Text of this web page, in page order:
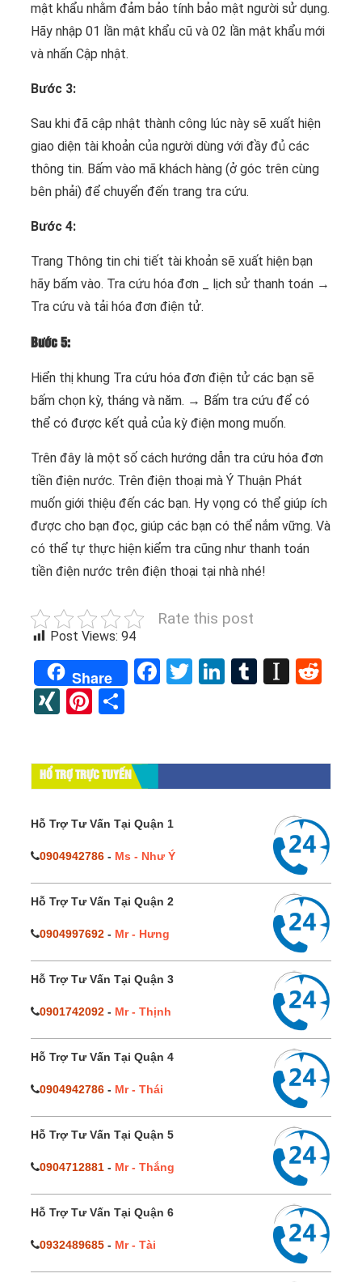
mật khẩu nhằm đảm bảo tính bảo mật người sử dụng.
Hãy nhập 01 lần mật khẩu cũ và 02 lần mật khẩu mới
và nhấn Cập nhật.
Bước 3:
Sau khi đã cập nhật thành công lúc này sẽ xuất hiện
giao diện tài khoản của người dùng với đầy đủ các
thông tin. Bấm vào mã khách hàng (ở góc trên cùng
bên phải) để chuyển đến trang tra cứu.
Bước 4:
Trang Thông tin chi tiết tài khoản sẽ xuất hiện bạn
hãy bấm vào. Tra cứu hóa đơn _ lịch sử thanh toán →
Tra cứu và tải hóa đơn điện tử.
Bước 5:
Hiển thị khung Tra cứu hóa đơn điện tử các bạn sẽ
bấm chọn kỳ, tháng và năm. → Bấm tra cứu để có
thể có được kết quả của kỳ điện mong muốn.
Trên đây là một số cách hướng dẫn tra cứu hóa đơn
tiền điện nước. Trên điện thoại mà Ý Thuận Phát
muốn giới thiệu đến các bạn. Hy vọng có thể giúp ích
được cho bạn đọc, giúp các bạn có thể nắm vững. Và
có thể tự thực hiện kiểm tra cũng như thanh toán
tiền điện nước trên điện thoại tại nhà nhé!
Rate this post
Post Views: 94
Share Facebook
TwitterLinkedIn
Tumblr
XINGPinterest
HỔ TRỢ TRỰC TUYẾN
Hỗ Trợ Tư Vấn Tại Quận 1
0904942786 - Ms - Như Ý
Hỗ Trợ Tư Vấn Tại Quận 2
0904997692 - Mr - Hưng
Hỗ Trợ Tư Vấn Tại Quận 3
0901742092 - Mr - Thịnh
Hỗ Trợ Tư Vấn Tại Quận 4
0904942786 - Mr - Thái
Hỗ Trợ Tư Vấn Tại Quận 5
0904712881 - Mr - Thắng
Hỗ Trợ Tư Vấn Tại Quận 6
0932489685 - Mr - Tài